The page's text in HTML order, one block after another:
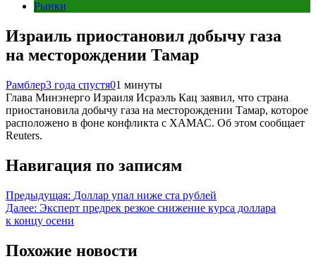
Рынки
Израиль приостановил добычу газа
на месторождении Тамар
Рамблер3 года спустя01 минуты
Глава Минэнерго Израиля Исраэль Кац заявил, что страна
приостановила добычу газа на месторождении Тамар, которое
расположено в фоне конфликта с ХАМАС. Об этом сообщает
Reuters.
Навигация по записям
Предыдущая: Доллар упал ниже ста рублей
Далее: Эксперт предрек резкое снижение курса доллара
к концу осени
Похожие новости